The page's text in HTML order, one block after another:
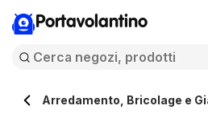
Portavolantino
Arredamento, Bricolage e